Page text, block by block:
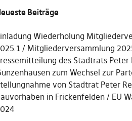
Beiträge
Wiederholung
Mitgliederversammlung
des Stadtrats Peter
zum Wechsel zur
von Stadtrat Peter
in Frickenfelden
EU